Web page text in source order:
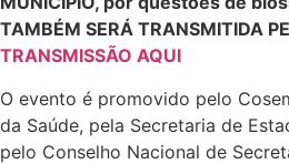
TAMBÉM SERÁ TRANSMITIDA
TRANSMISSÃO AQUI
O evento é promovido pelo
da Saúde, pela Secretaria de
pelo Conselho Nacional de